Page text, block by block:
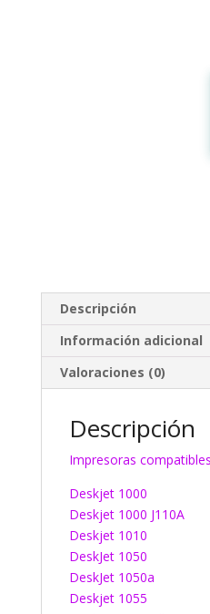
Descripción
Información adicional
Valoraciones (0)
Descripción
Impresoras
Deskjet 1000
Deskjet 1000 J110A
Deskjet 1010
DeskJet 1050
DeskJet 1050a
Deskjet 1055